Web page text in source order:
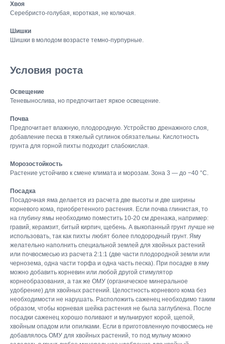
Хвоя
Серебристо-голубая, короткая, не колючая.
Шишки
Шишки в молодом возрасте темно-пурпурные.
Условия роста
Освещение
Теневынослива, но предпочитает яркое освещение.
Почва
Предпочитает влажную, плодородную. Устройство дренажного слоя,
добавление песка в тяжелый суглинок обязательны. Кислотность
грунта для горной пихты подходит слабокислая.
Морозостойкость
Растение устойчиво к смене климата и морозам. Зона 3 — до −40 °C.
Посадка
Посадочная яма делается из расчета две высоты и две ширины
корневого кома, приобретенного растения. Если почва глинистая, то
на глубину ямы необходимо поместить 10-20 см дренажа, например:
гравий, керамзит, битый кирпич, щебень. А выкопанный грунт лучше не
использовать, так как пихты любят более плодородный грунт. Яму
желательно наполнить специальной землей для хвойных растений
или почвосмесью из расчета 2:1:1 (две части плодородной земли или
чернозема, одна части торфа и одна часть песка). При посадке в яму
можно добавить корневин или любой другой стимулятор
корнеобразования, а так же ОМУ (органическое минеральное
удобрение) для хвойных растений. Целостность корневого кома без
необходимости не нарушать. Расположить саженец необходимо таким
образом, чтобы корневая шейка растения не была заглублена. После
посадки саженец хорошо поливают и мульчируют корой, щепой,
хвойным опадом или опилками. Если в приготовленную почвосмесь не
добавлялось ОМУ для хвойных растений, то под мульчу можно